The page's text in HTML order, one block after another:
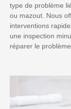
type de problème
ou mazout. Nous
interventions
une inspection
réparer le